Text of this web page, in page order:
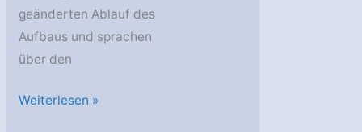
geänderten Ablauf des
Aufbaus und sprachen
über den
Gemeinsame
Weiterlesen »